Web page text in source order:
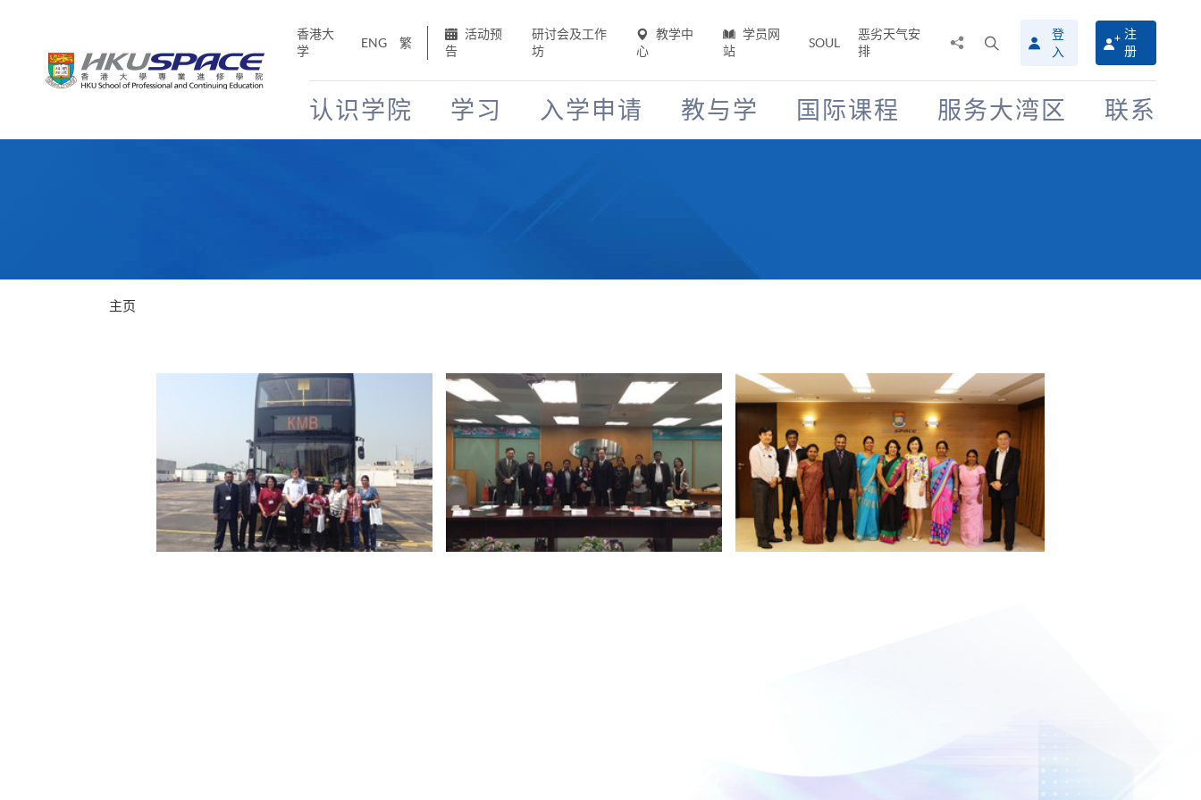
香港大
学
ENG 繁
活动预
告
研讨会及工作
坊
教学中
心
学员网
站
SOUL
恶劣天气安
排
搜
寻
介
面
登
入
注
册
认识学院 学习 入学申请 教与学 国际课程 服务大湾区 联系
主页